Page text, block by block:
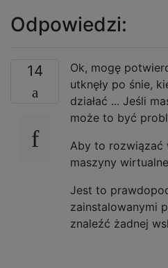
Odpowiedzi:
14
Ok, mogę
utknęły po śnie,
działać ... Jeśli
może to być
Aby to rozwiązać
maszyny
Jest to
zainstalowanymi
znaleźć żadnej